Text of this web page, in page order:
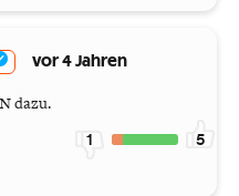
vor 4 Jahren
dazu.
1 5